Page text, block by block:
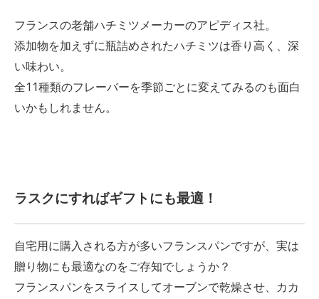
フランスの老舗ハチミツメーカーのアピディス社。
添加物を加えずに瓶詰めされたハチミツは香り高く、深
い味わい。
全11種類のフレーバーを季節ごとに変えてみるのも面白
いかもしれません。
ラスクにすればギフトにも最適！
自宅用に購入される方が多いフランスパンですが、実は
贈り物にも最適なのをご存知でしょうか？
フランスパンをスライスしてオーブンで乾燥させ、カカ